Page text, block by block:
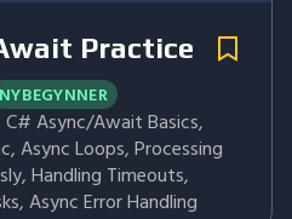
Practice
NYBEGYNNER
C# Async/Await Basics,
Async Loops, Processing
Handling Timeouts,
Async Error Handling